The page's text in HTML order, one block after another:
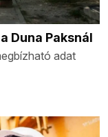
Duna Paksnál
adat